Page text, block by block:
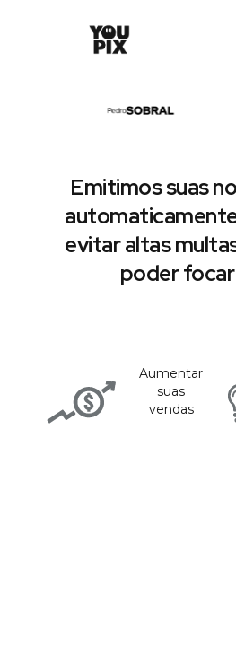
Emitimos suas
evitar altas
poder
Aumentar
suas
vendas